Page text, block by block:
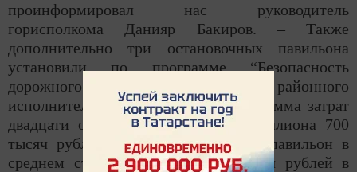
проинформировал нас руководитель
горисполкома Данияр Бакиров. – Также
дополнительно три остановочных павильона
установили по программе “Безопасность
дорожного движения” за счет районного
исполнительного комитета. Общая сумма затрат
двадцати остановок составила 2 миллиона 700
тысяч рублей. Один остановочный павильон в
среднем стоит от 110 до 120 тысяч рублей в